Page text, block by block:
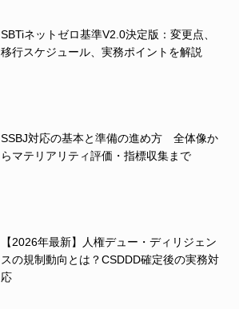
SBTiネットゼロ基準V2.0決定版：変更点、
移行スケジュール、実務ポイントを解説
SSBJ対応の基本と準備の進め方 全体像か
らマテリアリティ評価・指標収集まで
【2026年最新】人権デュー・ディリジェン
スの規制動向とは？CSDDD確定後の実務対
応